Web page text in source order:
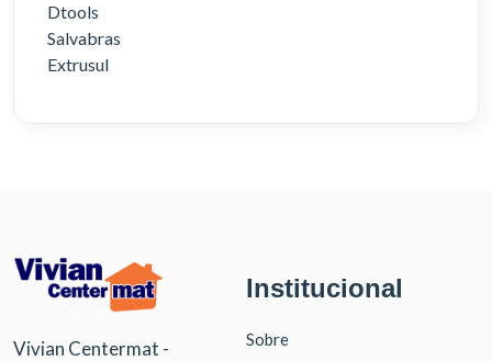
Dtools
Salvabras
Extrusul
Vivian Centermat -
Institucional
Sobre